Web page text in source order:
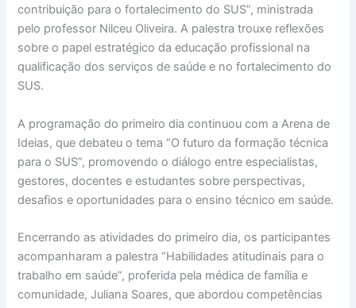
contribuição para o fortalecimento do SUS”, ministrada
pelo professor Nilceu Oliveira. A palestra trouxe reflexões
sobre o papel estratégico da educação profissional na
qualificação dos serviços de saúde e no fortalecimento do
SUS.
A programação do primeiro dia continuou com a Arena de
Ideias, que debateu o tema “O futuro da formação técnica
para o SUS”, promovendo o diálogo entre especialistas,
gestores, docentes e estudantes sobre perspectivas,
desafios e oportunidades para o ensino técnico em saúde.
Encerrando as atividades do primeiro dia, os participantes
acompanharam a palestra “Habilidades atitudinais para o
trabalho em saúde”, proferida pela médica de família e
comunidade, Juliana Soares, que abordou competências